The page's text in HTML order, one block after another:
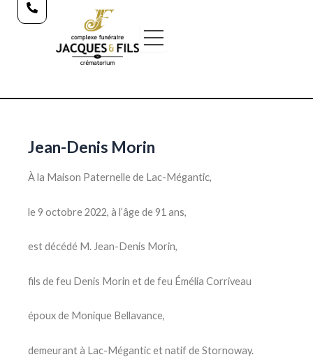
Jean-Denis Morin
À la Maison Paternelle de Lac-Mégantic,
le 9 octobre 2022, à l’âge de 91 ans,
est décédé M. Jean-Denis Morin,
fils de feu Denis Morin et de feu Émélia Corriveau
époux de Monique Bellavance,
demeurant à Lac-Mégantic et natif de Stornoway.